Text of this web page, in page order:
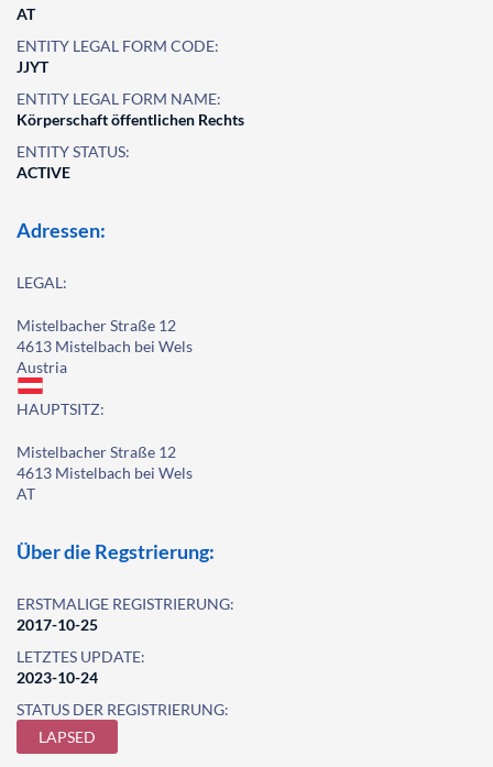
AT
ENTITY LEGAL FORM CODE:
JJYT
ENTITY LEGAL FORM NAME:
Körperschaft öffentlichen Rechts
ENTITY STATUS:
ACTIVE
Adressen:
LEGAL:
Mistelbacher Straße 12
4613 Mistelbach bei Wels
Austria
HAUPTSITZ:
Mistelbacher Straße 12
4613 Mistelbach bei Wels
AT
Über die Regstrierung:
ERSTMALIGE REGISTRIERUNG:
2017-10-25
LETZTES UPDATE:
2023-10-24
STATUS DER REGISTRIERUNG:
LAPSED